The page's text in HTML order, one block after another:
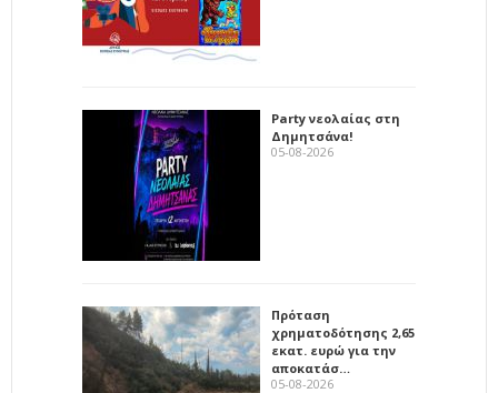
Party νεολαίας στη
Δημητσάνα!
05-08-2026
Πρόταση
χρηματοδότησης 2,65
εκατ. ευρώ για την
αποκατάσ…
05-08-2026